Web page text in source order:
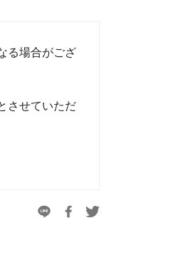
る場合がござ
させていただ